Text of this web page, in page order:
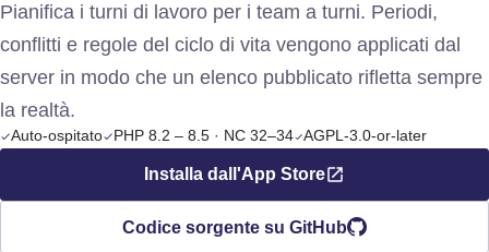
Pianifica i turni di lavoro per i team a turni. Periodi,
conflitti e regole del ciclo di vita vengono applicati dal
server in modo che un elenco pubblicato rifletta sempre
la realtà.
Auto-ospitato PHP 8.2 – 8.5 · NC 32–34 AGPL-3.0-or-later
Installa dall'App Store
Codice sorgente su GitHub